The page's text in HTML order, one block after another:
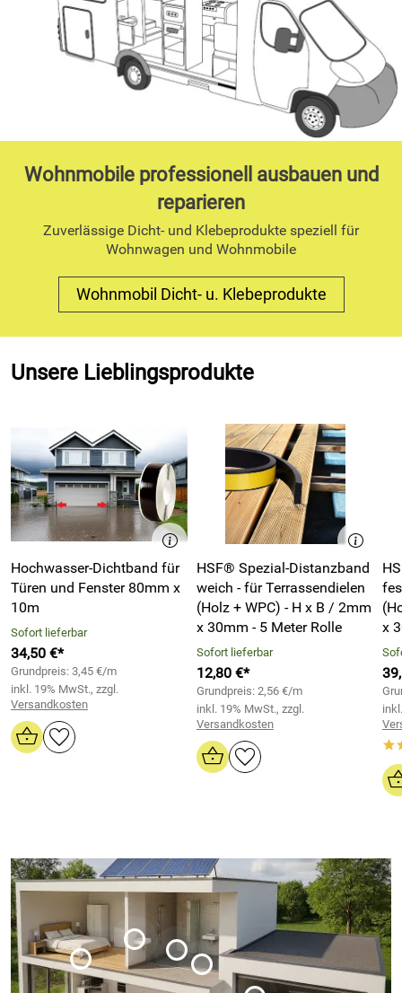
Wohnmobile professionell ausbauen und
reparieren
Zuverlässige Dicht- und Klebeprodukte speziell für
Wohnwagen und Wohnmobile
Wohnmobil Dicht- u. Klebeprodukte
Unsere Lieblingsprodukte
Hochwasser-Dichtband für
Türen und Fenster 80mm x
10m
Sofort lieferbar
34,50 €*
Grundpreis: 3,45 €/m
inkl. 19% MwSt., zzgl.
Versandkosten
HSF® Spezial-Distanzband
weich - für Terrassendielen
(Holz + WPC) - H x B / 2mm
x 30mm - 5 Meter Rolle
Sofort lieferbar
12,80 €*
Grundpreis: 2,56 €/m
inkl. 19% MwSt., zzgl.
Versandkosten
x